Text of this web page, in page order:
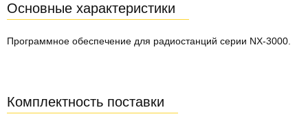
Основные характеристики
Программное обеспечение для радиостанций серии NX-3000.
Комплектность поставки